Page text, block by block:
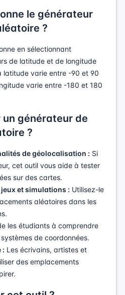
le générateur
?
en sélectionnant
de latitude et de longitude
latitude varie entre -90 et 90
varie entre -180 et 180
générateur de
?
de géolocalisation : Si
cet outil vous aide à tester
sur des cartes.
et simulations : Utilisez-le
aléatoires dans les
les étudiants à comprendre
de coordonnées.
: Les écrivains, artistes et
des emplacements